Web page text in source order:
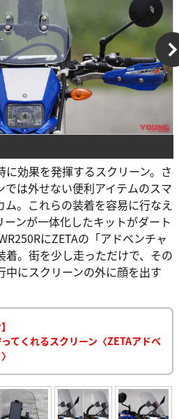
効果を発揮するスクリーン。さ
では外せない便利アイテムのスマ
ム。これらの装着を容易に行なえ
ンが一体化したキットがダート
にZETAの「アドベンチャ
着。街を少し走っただけで、その
中にスクリーンの外に顔を出す
てくれるスクリーン〈ZETAアドベ